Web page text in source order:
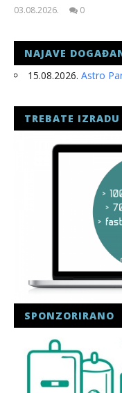
03.08.2026.
0
NAJAVE
15.08.2026. Astro
TREBATE
SPONZORIRANO